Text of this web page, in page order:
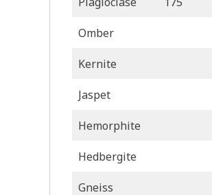
Omber
Kernite
Jaspet
Hemorphite
Hedbergite
Gneiss